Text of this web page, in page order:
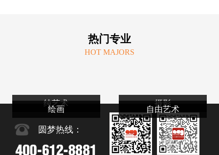
热门专业
HOT MAJORS
纯艺术 摄影
绘画 自由艺术
圆梦热线：